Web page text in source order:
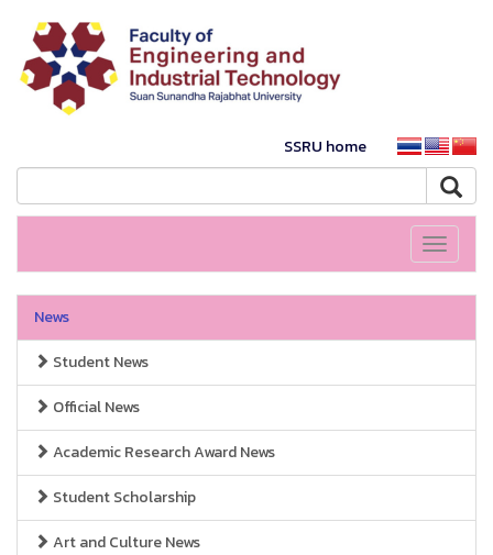
SSRU home
Toggle
News
Student News
Official News
Academic Research Award News
Student Scholarship
Art and Culture News